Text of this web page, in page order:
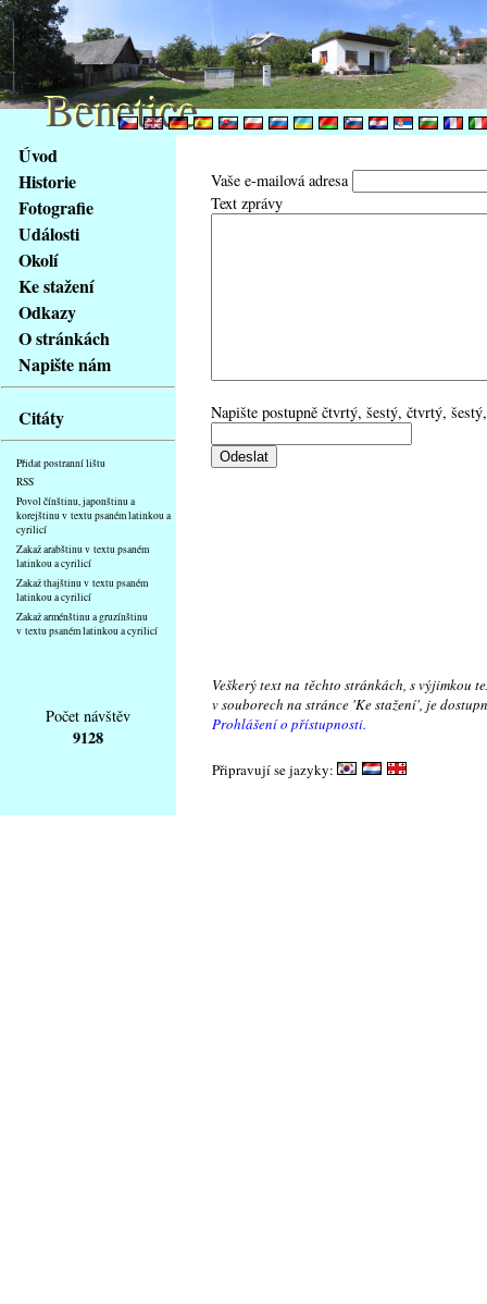
obsah
stránky
Klávesové
zkratky
tomto
webu
základní
Hlavní
strana
Úvod
Historie
Fotografie
Události
Okolí
Ke stažení
Odkazy
O stránkách
Napište nám
Citáty
Přidat postranní lištu
RSS
Povol čínštinu, japonštinu a
korejštinu v textu psaném latinkou a
cyrilicí
Zakaž arabštinu v textu psaném
latinkou a cyrilicí
Zakaž thajštinu v textu psaném
latinkou a cyrilicí
Zakaž arménštinu a gruzínštinu
v textu psaném latinkou a cyrilicí
Vaše e-mailová adresa
Text zprávy
Napište postupně čtvrtý, šestý, čtvrtý,
Počet návštěv
9128
Veškerý text na těchto stránkách, s výjimkou
v souborech na stránce 'Ke stažení', je
Prohlášení o přístupnosti.
Připravují se jazyky:
Benetice
Benetice